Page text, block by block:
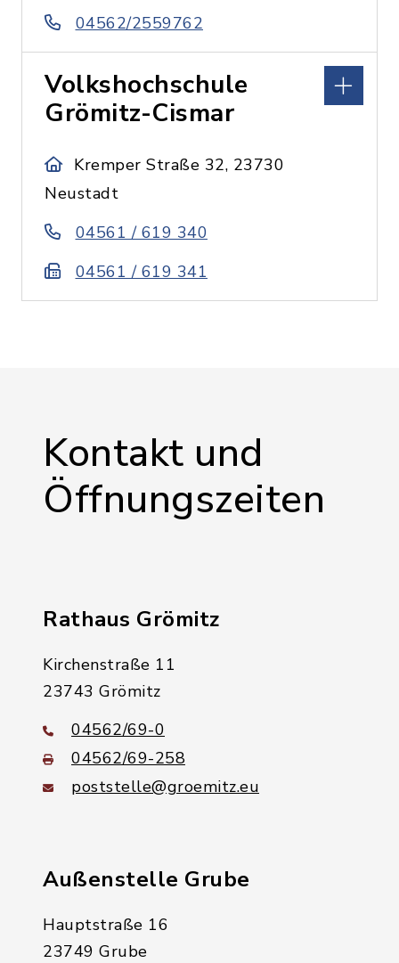
04562/2559762
Volkshochschule
Grömitz-Cismar
Kremper Straße 32, 23730
Neustadt
04561 / 619 340
04561 / 619 341
Kontakt und
Öffnungszeiten
Rathaus Grömitz
Kirchenstraße 11
23743 Grömitz
04562/69-0
04562/69-258
poststelle@groemitz.eu
Außenstelle Grube
Hauptstraße 16
23749 Grube